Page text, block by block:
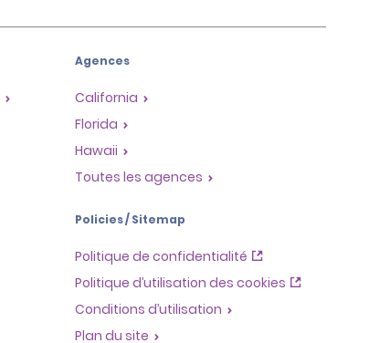
Agences
California
Florida
Hawaii
Toutes les agences
Policies / Sitemap
Politique de confidentialité
Politique d’utilisation des cookies
Conditions d’utilisation
Plan du site